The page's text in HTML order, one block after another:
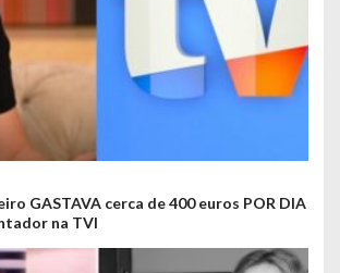
GASTAVA cerca de 400 euros POR DIA
na TVI